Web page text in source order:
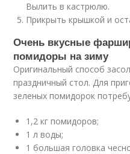
Вылить в кастрюлю.
Прикрыть крышкой и
Очень вкусные
помидоры на зиму
Оригинальный способ
праздничный стол. Для
зеленых помидорок
1,2 кг помидоров;
1 л воды;
1 большая головка